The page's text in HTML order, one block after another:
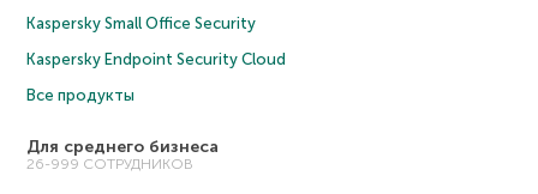
Kaspersky Small Office Security
Kaspersky Endpoint Security Cloud
Все продукты
Для среднего бизнеса
26-999 СОТРУДНИКОВ